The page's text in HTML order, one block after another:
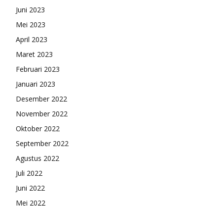
Juni 2023
Mei 2023
April 2023
Maret 2023
Februari 2023
Januari 2023
Desember 2022
November 2022
Oktober 2022
September 2022
Agustus 2022
Juli 2022
Juni 2022
Mei 2022